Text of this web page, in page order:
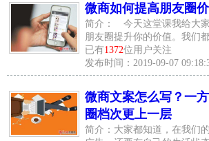
微商如何提高朋友圈
简介： 今天这堂课我给大
朋友圈提升你的价值。我们
已有1372位用户关注
发布时间：2019-09-07
微商文案怎么写？一
圈档次更上一层
简介：大家都知道，在我们